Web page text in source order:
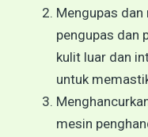
Mengupas dan
pengupas dan
kulit luar dan
untuk
mesin